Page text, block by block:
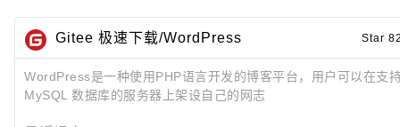
Gitee 极速下载/WordPress Star
WordPress是一种使用PHP语言开发的博客平台，用户可以在支
MySQL 数据库的服务器上架设自己的网志